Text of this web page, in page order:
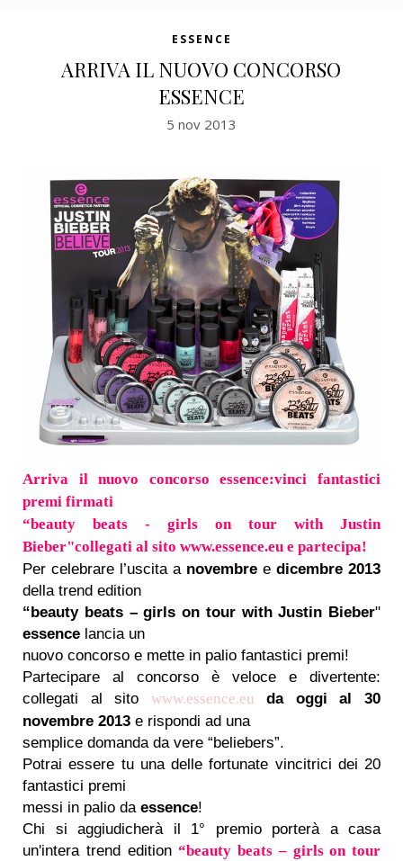
ESSENCE
ARRIVA IL NUOVO CONCORSO
ESSENCE
5 nov 2013
Arriva il nuovo concorso essence:vinci fantastici
premi firmati
“beauty beats - girls on tour with Justin
Bieber"collegati al sito www.essence.eu e partecipa!
Per celebrare l’uscita a novembre e dicembre 2013
della trend edition
“beauty beats – girls on tour with Justin Bieber"
essence lancia un
nuovo concorso e mette in palio fantastici premi!
Partecipare al concorso è veloce e divertente:
collegati al sitowww.essence.eu
da oggi al 30
novembre 2013 e rispondi ad una
semplice domanda da vere “beliebers”.
Potrai essere tu una delle fortunate vincitrici dei 20
fantastici premi
messi in palio da essence!
Chi si aggiudicherà il 1° premio porterà a casa
un'intera trend edition“beauty beats – girls on tour